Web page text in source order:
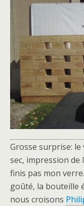
Grosse surprise: le
sec, impression de
finis pas mon
goûté, la bouteille
nous croisons